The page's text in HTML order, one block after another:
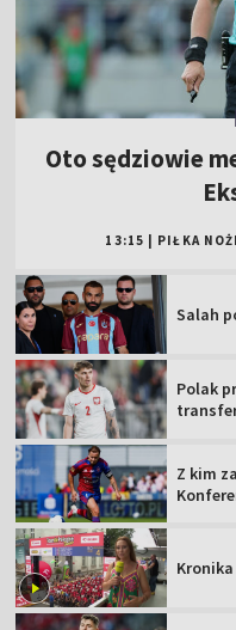
Oto sędziowie
13:15 PIŁKA
Salah
Polak
Z kim